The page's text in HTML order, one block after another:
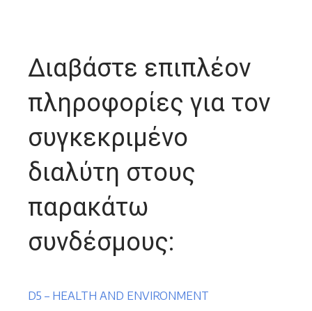
Διαβάστε επιπλέον
πληροφορίες για τον
συγκεκριμένο
διαλύτη στους
παρακάτω
συνδέσμους:
D5 – HEALTH AND ENVIRONMENT